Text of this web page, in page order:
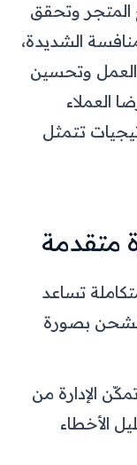
المتجر وتحقق
الشديدة،
العمل وتحسين
العملاء
تتمثل
متقدمة
تساعد
بصورة
الإدارة من
الأخطاء